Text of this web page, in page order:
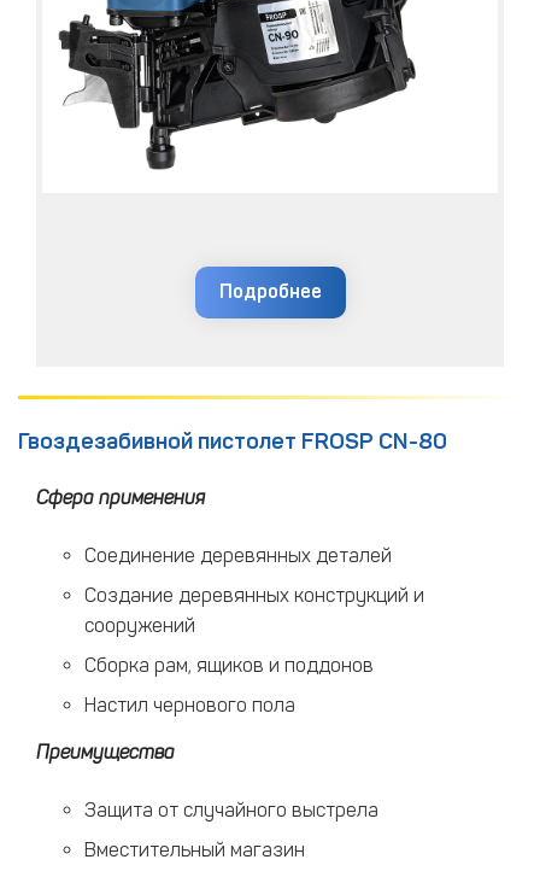
Подробнее
Гвоздезабивной пистолет FROSP CN-80
Сфера применения
Соединение деревянных деталей
Создание деревянных конструкций и
сооружений
Сборка рам, ящиков и поддонов
Настил чернового пола
Преимущества
Защита от случайного выстрела
Вместительный магазин